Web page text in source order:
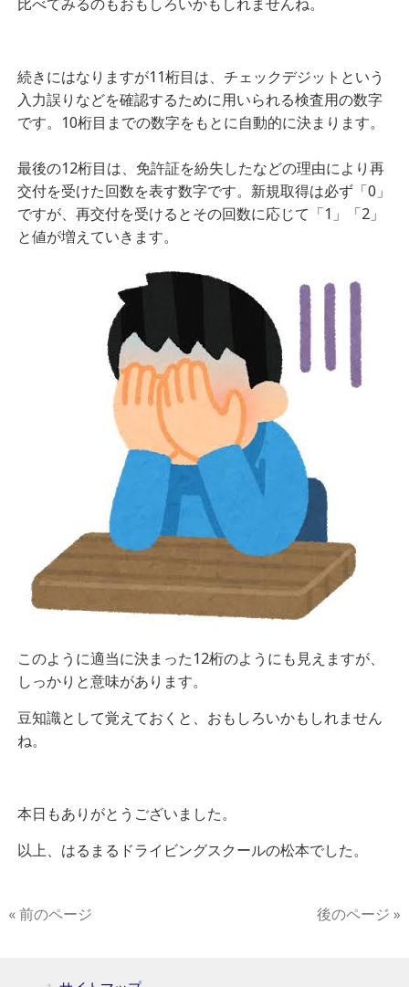
続きにはなりますが11桁目は、チェックデジットという
入力誤りなどを確認するために用いられる検査用の数字
です。10桁目までの数字をもとに自動的に決まります。
最後の12桁目は、免許証を紛失したなどの理由により再
交付を受けた回数を表す数字です。新規取得は必ず「0」
ですが、再交付を受けるとその回数に応じて「1」「2」
と値が増えていきます。
このように適当に決まった12桁のようにも見えますが、
しっかりと意味があります。
豆知識として覚えておくと、おもしろいかもしれません
ね。
本日もありがとうございました。
以上、はるまるドライビングスクールの松本でした。
« 前のページ 後のページ »